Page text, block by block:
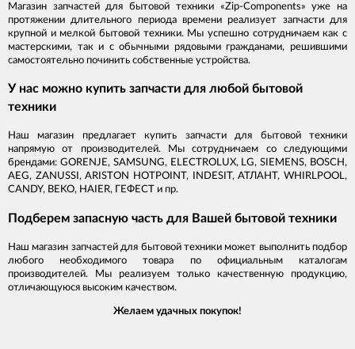
Магазин запчастей для бытовой техники «Zip-Components» уже на
протяжении длительного периода времени реализует запчасти для
крупной и мелкой бытовой техники. Мы успешно сотрудничаем как с
мастерскими, так и с обычными рядовыми гражданами, решившими
самостоятельно починить собственные устройства.
У нас можно купить запчасти для любой бытовой
техники
Наш магазин предлагает купить запчасти для бытовой техники
напрямую от производителей. Мы сотрудничаем со следующими
брендами: GORENJE, SAMSUNG, ELECTROLUX, LG, SIEMENS, BOSCH,
AEG, ZANUSSI, ARISTON HOTPOINT, INDESIT, АТЛАНТ, WHIRLPOOL,
CANDY, BEKO, HAIER, ГЕФЕСТ и пр.
Подберем запасную часть для Вашей бытовой техники
Наш магазин запчастей для бытовой техники может выполнить подбор
любого необходимого товара по официальным каталогам
производителей. Мы реализуем только качественную продукцию,
отличающуюся высоким качеством.
Желаем удачных покупок!